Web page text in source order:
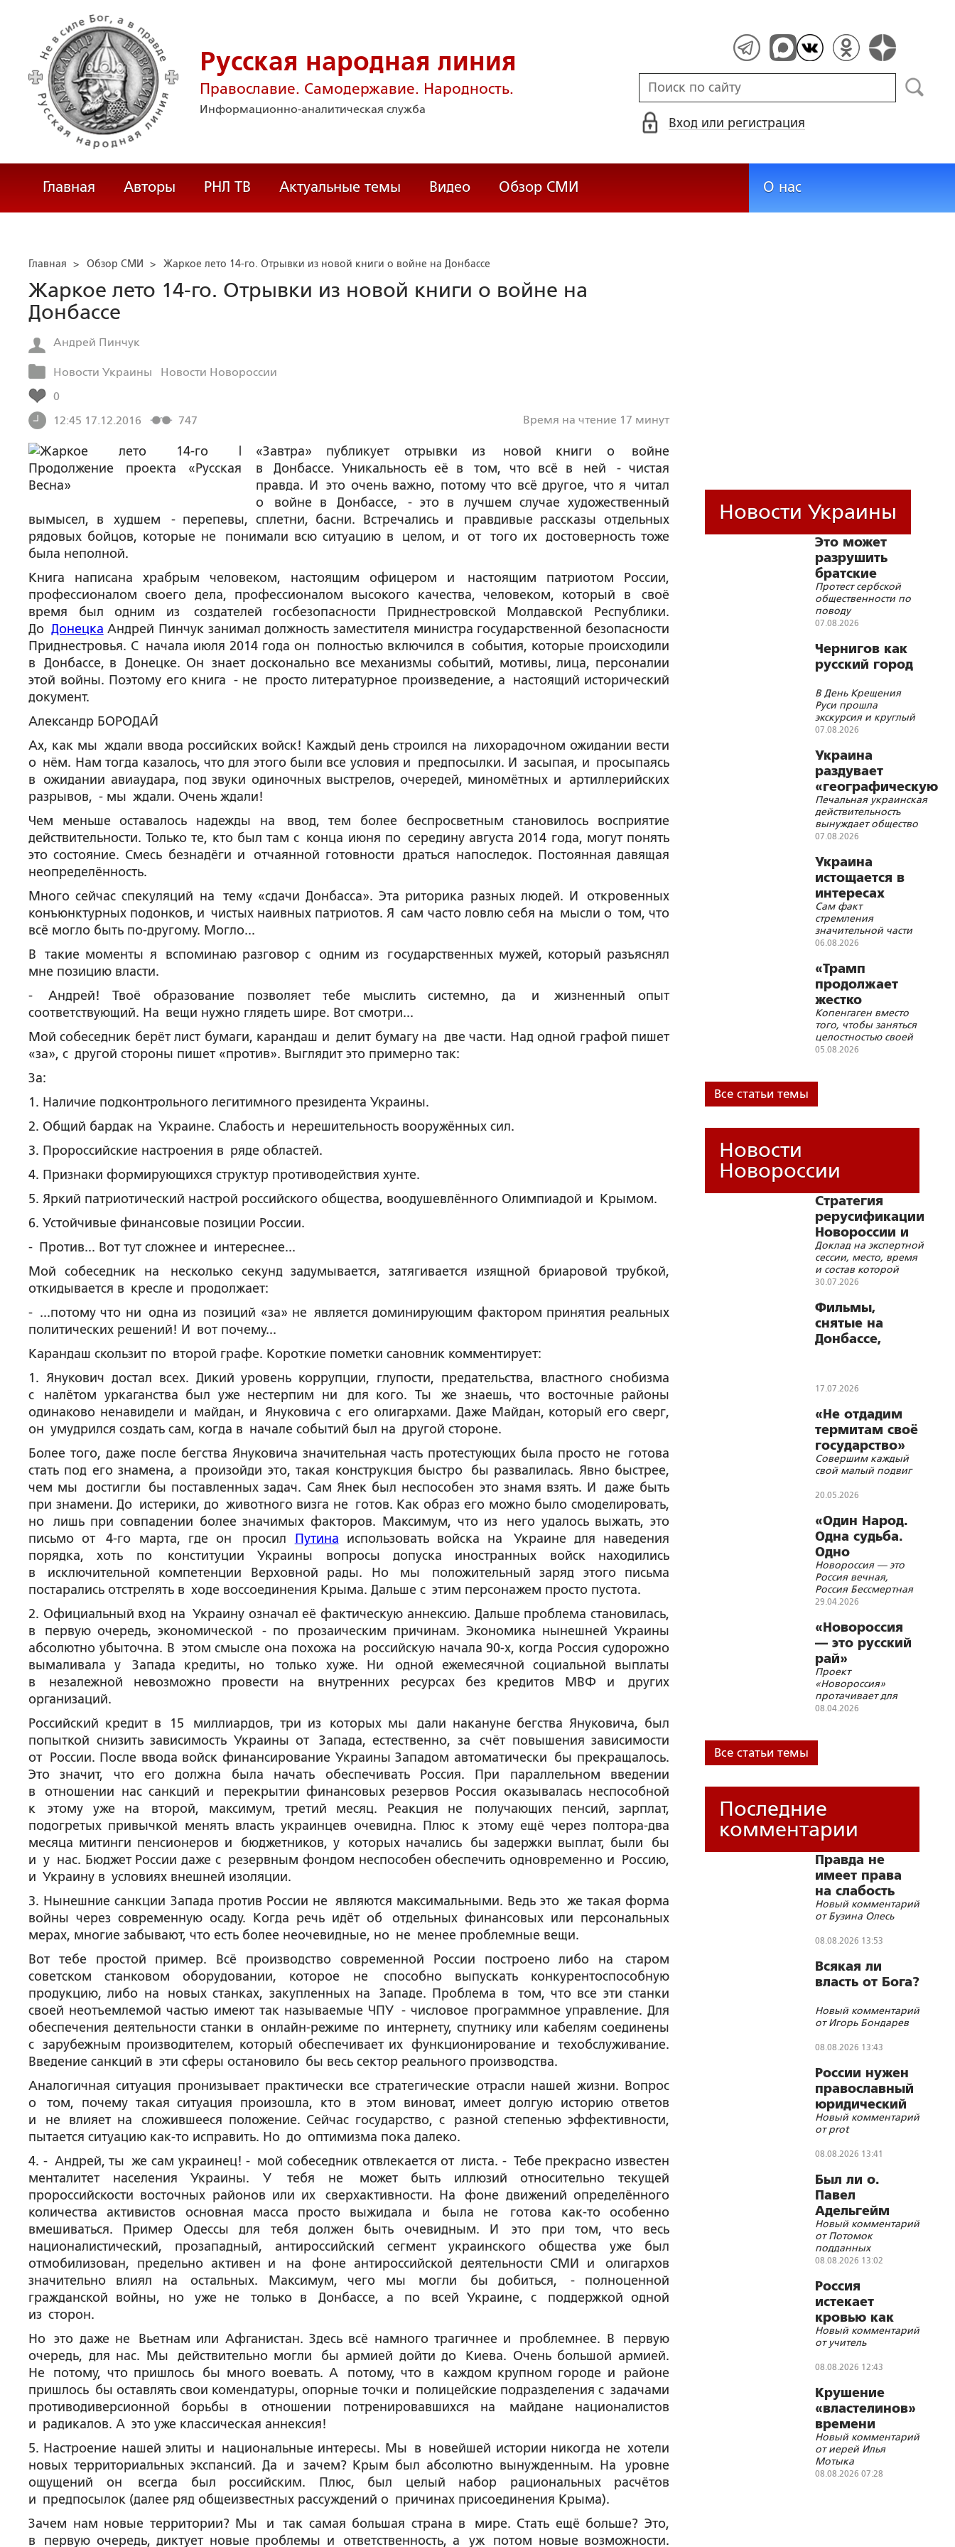
Русская народная линия
Православие. Самодержавие. Народность.
Информационно-аналитическая служба
Вход или регистрация
Главная Авторы РНЛ ТВ Актуальные темы Видео Обзор СМИ О нас
Главная > Обзор СМИ > Жаркое лето 14-го. Отрывки из новой книги о войне на Донбассе
Жаркое лето 14-го. Отрывки из новой книги о войне на
Донбассе
Андрей Пинчук
Новости Украины
Новости Новороссии
0
12:45 17.12.2016
747 Время на чтение 17 минут
«Завтра» публикует отрывки из новой книги о войне
в Донбассе. Уникальность её в том, что всё в ней - чистая
правда. И это очень важно, потому что всё другое, что я читал
о войне в Донбассе, - это в лучшем случае художественный
вымысел, в худшем - перепевы, сплетни, басни. Встречались и правдивые рассказы отдельных
рядовых бойцов, которые не понимали всю ситуацию в целом, и от того их достоверность тоже
была неполной.
Книга написана храбрым человеком, настоящим офицером и настоящим патриотом России,
профессионалом своего дела, профессионалом высокого качества, человеком, который в своё
время был одним из создателей госбезопасности Приднестровской Молдавской Республики.
До Донецка Андрей Пинчук занимал должность заместителя министра государственной безопасности
Приднестровья. С начала июля 2014 года он полностью включился в события, которые происходили
в Донбассе, в Донецке. Он знает досконально все механизмы событий, мотивы, лица, персоналии
этой войны. Поэтому его книга - не просто литературное произведение, а настоящий исторический
документ.
Александр БОРОДАЙ
Ах, как мы ждали ввода российских войск! Каждый день строился на лихорадочном ожидании вести
о нём. Нам тогда казалось, что для этого были все условия и предпосылки. И засыпая, и просыпаясь
в ожидании авиаудара, под звуки одиночных выстрелов, очередей, миномётных и артиллерийских
разрывов, - мы ждали. Очень ждали!
Чем меньше оставалось надежды на ввод, тем более беспросветным становилось восприятие
действительности. Только те, кто был там с конца июня по середину августа 2014 года, могут понять
это состояние. Смесь безнадёги и отчаянной готовности драться напоследок. Постоянная давящая
неопределённость.
Много сейчас спекуляций на тему «сдачи Донбасса». Эта риторика разных людей. И откровенных
конъюнктурных подонков, и чистых наивных патриотов. Я сам часто ловлю себя на мысли о том, что
всё могло быть по-другому. Могло...
В такие моменты я вспоминаю разговор с одним из государственных мужей, который разъяснял
мне позицию власти.
- Андрей! Твоё образование позволяет тебе мыслить системно, да и жизненный опыт
соответствующий. На вещи нужно глядеть шире. Вот смотри...
Мой собеседник берёт лист бумаги, карандаш и делит бумагу на две части. Над одной графой пишет
«за», с другой стороны пишет «против». Выглядит это примерно так:
За:
1. Наличие подконтрольного легитимного президента Украины.
2. Общий бардак на Украине. Слабость и нерешительность вооружённых сил.
3. Пророссийские настроения в ряде областей.
4. Признаки формирующихся структур противодействия хунте.
5. Яркий патриотический настрой российского общества, воодушевлённого Олимпиадой и Крымом.
6. Устойчивые финансовые позиции России.
- Против... Вот тут сложнее и интереснее...
Мой собеседник на несколько секунд задумывается, затягивается изящной бриаровой трубкой,
откидывается в кресле и продолжает:
- ...потому что ни одна из позиций «за» не является доминирующим фактором принятия реальных
политических решений! И вот почему...
Карандаш скользит по второй графе. Короткие пометки сановник комментирует:
1. Янукович достал всех. Дикий уровень коррупции, глупости, предательства, властного снобизма
с налётом уркаганства был уже нестерпим ни для кого. Ты же знаешь, что восточные районы
одинаково ненавидели и майдан, и Януковича с его олигархами. Даже Майдан, который его сверг,
он умудрился создать сам, когда в начале событий был на другой стороне.
Более того, даже после бегства Януковича значительная часть протестующих была просто не готова
стать под его знамена, а произойди это, такая конструкция быстро бы развалилась. Явно быстрее,
чем мы достигли бы поставленных задач. Сам Янек был неспособен это знамя взять. И даже быть
при знамени. До истерики, до животного визга не готов. Как образ его можно было смоделировать,
но лишь при совпадении более значимых факторов. Максимум, что из него удалось выжать, это
письмо от 4-го марта, где он просил
Путина использовать войска на Украине для наведения
порядка, хоть по конституции Украины вопросы допуска иностранных войск находились
в исключительной компетенции Верховной рады. Но мы положительный заряд этого письма
постарались отстрелять в ходе воссоединения Крыма. Дальше с этим персонажем просто пустота.
2. Официальный вход на Украину означал её фактическую аннексию. Дальше проблема становилась,
в первую очередь, экономической - по прозаическим причинам. Экономика нынешней Украины
абсолютно убыточна. В этом смысле она похожа на российскую начала 90-х, когда Россия судорожно
вымаливала у Запада кредиты, но только хуже. Ни одной ежемесячной социальной выплаты
в незалежной невозможно провести на внутренних ресурсах без кредитов МВФ и других
организаций.
Российский кредит в 15 миллиардов, три из которых мы дали накануне бегства Януковича, был
попыткой снизить зависимость Украины от Запада, естественно, за счёт повышения зависимости
от России. После ввода войск финансирование Украины Западом автоматически бы прекращалось.
Это значит, что его должна была начать обеспечивать Россия. При параллельном введении
в отношении нас санкций и перекрытии финансовых резервов Россия оказывалась неспособной
к этому уже на второй, максимум, третий месяц. Реакция не получающих пенсий, зарплат,
подогретых привычкой менять власть украинцев очевидна. Плюс к этому ещё через полтора-два
месяца митинги пенсионеров и бюджетников, у которых начались бы задержки выплат, были бы
и у нас. Бюджет России даже с резервным фондом неспособен обеспечить одновременно и Россию,
и Украину в условиях внешней изоляции.
3. Нынешние санкции Запада против России не являются максимальными. Ведь это же такая форма
войны через современную осаду. Когда речь идёт об отдельных финансовых или персональных
мерах, многие забывают, что есть более неочевидные, но не менее проблемные вещи.
Вот тебе простой пример. Всё производство современной России построено либо на старом
советском станковом оборудовании, которое не способно выпускать конкурентоспособную
продукцию, либо на новых станках, закупленных на Западе. Проблема в том, что все эти станки
своей неотъемлемой частью имеют так называемые ЧПУ - числовое программное управление. Для
обеспечения деятельности станки в онлайн-режиме по интернету, спутнику или кабелям соединены
с зарубежным производителем, который обеспечивает их функционирование и техобслуживание.
Введение санкций в эти сферы остановило бы весь сектор реального производства.
Аналогичная ситуация пронизывает практически все стратегические отрасли нашей жизни. Вопрос
о том, почему такая ситуация произошла, кто в этом виноват, имеет долгую историю ответов
и не влияет на сложившееся положение. Сейчас государство, с разной степенью эффективности,
пытается ситуацию как-то исправить. Но до оптимизма пока далеко.
4. - Андрей, ты же сам украинец! - мой собеседник отвлекается от листа. - Тебе прекрасно известен
менталитет населения Украины. У тебя не может быть иллюзий относительно текущей
пророссийскости восточных районов или их сверхактивности. На фоне движений определённого
количества активистов основная масса просто выжидала и была не готова как-то особенно
вмешиваться. Пример Одессы для тебя должен быть очевидным. И это при том, что весь
националистический, прозападный, антироссийский сегмент украинского общества уже был
отмобилизован, предельно активен и на фоне антироссийской деятельности СМИ и олигархов
значительно влиял на остальных. Максимум, чего мы могли бы добиться, - полноценной
гражданской войны, но уже не только в Донбассе, а по всей Украине, с поддержкой одной
из сторон.
Но это даже не Вьетнам или Афганистан. Здесь всё намного трагичнее и проблемнее. В первую
очередь, для нас. Мы действительно могли бы армией дойти до Киева. Очень большой армией.
Не потому, что пришлось бы много воевать. А потому, что в каждом крупном городе и районе
пришлось бы оставлять свои комендатуры, опорные точки и полицейские подразделения с задачами
противодиверсионной борьбы в отношении потренировавшихся на майдане националистов
и радикалов. А это уже классическая аннексия!
5. Настроение нашей элиты и национальные интересы. Мы в новейшей истории никогда не хотели
новых территориальных экспансий. Да и зачем? Крым был абсолютно вынужденным. На уровне
ощущений он всегда был российским. Плюс, был целый набор рациональных расчётов
и предпосылок (далее ряд общеизвестных рассуждений о причинах присоединения Крыма).
Зачем нам новые территории? Мы и так самая большая страна в мире. Стать ещё больше? Это,
в первую очередь, диктует новые проблемы и ответственность, а уж потом новые возможности.
Новости Украины
Это может
разрушить
братские
отношения с
Россией
Протест сербской
общественности по
поводу
приглашения
официальным
визитом в Сербию
07.08.2026
Чернигов как
русский город
В День Крещения
Руси прошла
экскурсия и круглый
стол Института стран
07.08.2026
Украина
раздувает
«географическую
войну» с
Польшей
Печальная украинская
действительность
вынуждает общество
требовать новой
наркотика – иначе
начинается ломка
07.08.2026
Украина
истощается в
интересах
Запада
Сам факт
стремления
значительной части
украинских
конфронтации с
Россией, в том числе
военной, носит
иррациональный
характер
06.08.2026
«Трамп
продолжает
жестко
троллить
Данию»
Копенгаген вместо
того, чтобы заняться
целостностью своей
страны, с головой
05.08.2026
Все статьи темы
Новости
Новороссии
Стратегия
рерусификации
Новороссии и
Малороссии
Доклад на экспертной
сессии, место, время
и состав которой
просили не
30.07.2026
Фильмы,
снятые на
Донбассе,
17.07.2026
«Не отдадим
термитам своё
государство»
Совершим каждый
свой малый подвиг
20.05.2026
«Один Народ.
Одна судьба.
Одно
бессмертие»
Новороссия — это
Россия вечная,
Россия Бессмертная
29.04.2026
«Новороссия
— это русский
рай»
Проект
«Новороссия»
протачивает для
Русской Истории
08.04.2026
Все статьи темы
Последние
комментарии
Правда не
имеет права
на слабость
Новый комментарий
от Бузина Олесь
08.08.2026 13:53
Всякая ли
власть от Бога?
Новый комментарий
от Игорь Бондарев
08.08.2026 13:43
России нужен
православный
юридический
СОБР
Новый комментарий
от prot
08.08.2026 13:41
Был ли о.
Павел
Адельгейм
членом
кочетковского
братства?
Новый комментарий
от Потомок
подданных
Императора
08.08.2026 13:02
Россия
истекает
кровью как
жертвенное
животное?
Новый комментарий
от учитель
08.08.2026 12:43
Крушение
«властелинов»
времени
Новый комментарий
от иерей Илья
Мотыка
08.08.2026 07:28